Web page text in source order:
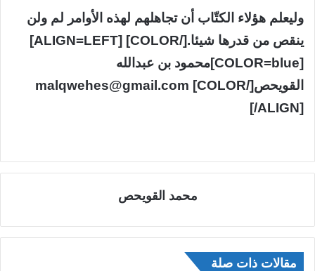
وليعلم هؤلاء الكتّاب أن تجاهلهم لهذه الأوامر لم ولن
ينقص من قدرها شيئا.[/COLOR] [ALIGN=LEFT]
[COLOR=blue]محمود بن عبدالله
القويحص[/COLOR] malqwehes@gmail.com
[/ALIGN]
محمد القويحص
مقالات ذات صلة